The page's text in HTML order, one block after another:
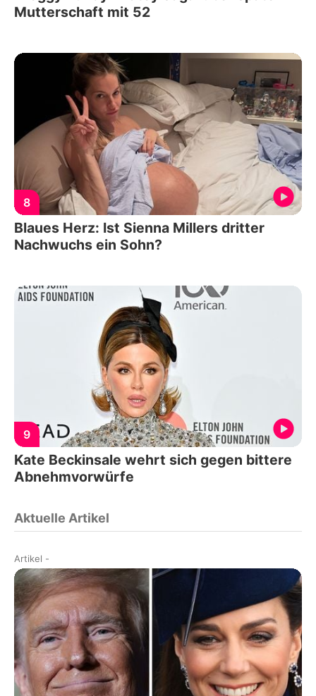
Mutterschaft mit 52
8
Blaues Herz: Ist Sienna Millers dritter
Nachwuchs ein Sohn?
9
Kate Beckinsale wehrt sich gegen bittere
Abnehmvorwürfe
Aktuelle Artikel
Artikel -